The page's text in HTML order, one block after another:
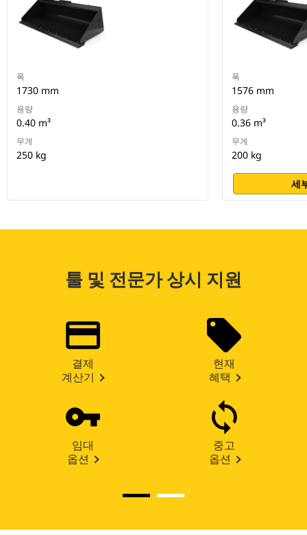
폭
1730 mm
용량
0.40 m³
무게
250 kg
폭
1576 mm
용량
0.36 m³
무게
200 kg
세
툴 및 전문가 상시 지원
결제
계산기
현재
혜택
임대
옵션
중고
옵션